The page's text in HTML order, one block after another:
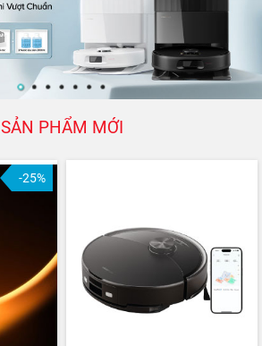
SẢN PHẨM MỚI
-25%